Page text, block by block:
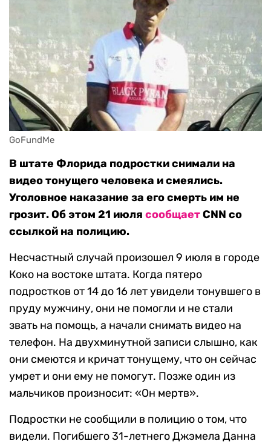
GoFundMe
В штате Флорида подростки снимали на
видео тонущего человека и смеялись.
Уголовное наказание за его смерть им не
грозит. Об этом 21 июля сообщаетCNN со
ссылкой на полицию.
Несчастный случай произошел 9 июля в городе
Коко на востоке штата. Когда пятеро
подростков от 14 до 16 лет увидели тонувшего в
пруду мужчину, они не помогли и не стали
звать на помощь, а начали снимать видео на
телефон. На двухминутной записи слышно, как
они смеются и кричат тонущему, что он сейчас
умрет и они ему не помогут. Позже один из
мальчиков произносит: «Он мертв».
Подростки не сообщили в полицию о том, что
видели. Погибшего 31-летнего Джэмела Данна